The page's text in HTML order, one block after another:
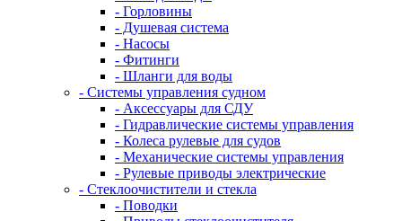
- Горловины
- Душевая система
- Насосы
- Фитинги
- Шланги для воды
- Системы управления судном
- Аксессуары для СДУ
- Гидравлические системы управления
- Колеса рулевые для судов
- Механические системы управления
- Рулевые приводы электрические
- Стеклоочистители и стекла
- Поводки